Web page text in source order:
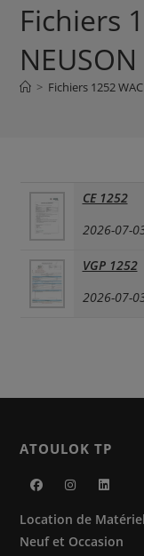
Fichiers
> Fichiers 1252
CE 1252
2026-07-
VGP 1252
2026-07-
ATOULOK TP
dans
un
dans
un
dans
un
Location de
Neuf et Occasion